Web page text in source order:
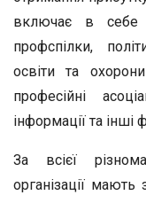
включає в себе
профспілки,
освіти та охорони
професійні
інформації та
За всієї
організації